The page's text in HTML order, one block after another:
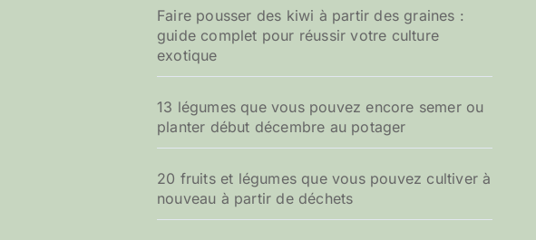
Faire pousser des kiwi à partir des graines :
guide complet pour réussir votre culture
exotique
13 légumes que vous pouvez encore semer ou
planter début décembre au potager
20 fruits et légumes que vous pouvez cultiver à
nouveau à partir de déchets